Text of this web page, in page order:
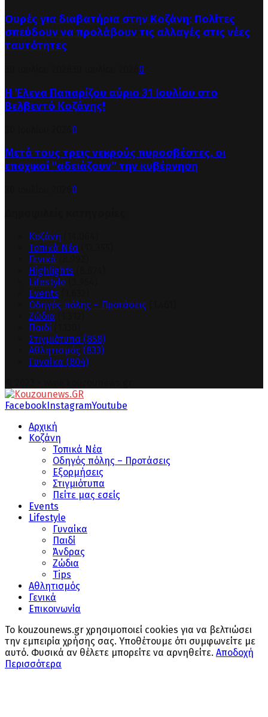
Ουρές για διαβατήρια στην Κοζάνη: Πολίτες
σπεύδουν να προλάβουν τις αλλαγές στις νέες
ταυτότητες
0
Η Έλενα Παπαρίζου αύριο 31 Ιουλίου στο
Βελβεντό Κοζάνης!
0
Μετά τους τρεις νεκρούς πυροσβέστες, οι
εποχικοί “αδειάζουν” την κυβέρνηση
0
Κοζάνη
Τοπικά Νέα
Γενικά
Highlights
Lifestyle
Events
Οδηγός πόλης – Προτάσεις
Ζώδια
Παιδί
Στιγμιότυπα (858)
Αθλητισμός (833)
Γυναίκα (804)
Facebook InstagramYoutube
Αρχική
Κοζάνη
Τοπικά Νέα
Οδηγός πόλης – Προτάσεις
Εξορμήσεις
Στιγμιότυπα
Πείτε μας εσείς
Events
Lifestyle
Γυναίκα
Παιδί
Άνδρας
Ζώδια
Tips
Αθλητισμός
Γενικά
Επικοινωνία
Το kouzounews.gr χρησιμοποιεί cookies για να βελτιώσει
την εμπειρία χρήσης σας. Υποθέτουμε ότι συμφωνείτε με
αυτό. Φυσικά αν θέλετε μπορείτε να αρνηθείτε. Αποδοχή
Περισσότερα